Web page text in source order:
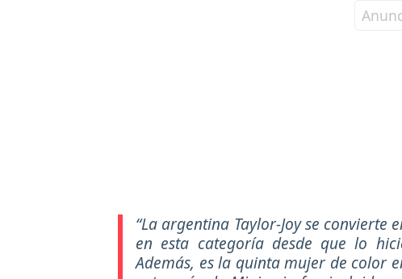
“La argentina Taylor-Joy se
en esta categoría desde que lo
Además, es la quinta mujer de color